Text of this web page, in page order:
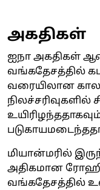
அகதிகள்
ஐநா அகதிகள்
வங்கதேசத்தில்
வரையிலான
நிலச்சரிவுகளில்
மியான்மரில்
அதிகமான
வங்கதேசத்தில்